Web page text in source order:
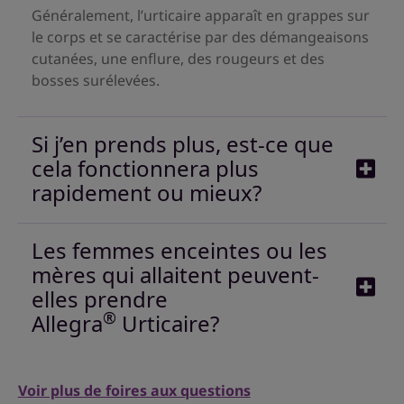
Généralement, l’urticaire apparaît en grappes sur
le corps et se caractérise par des démangeaisons
cutanées, une enflure, des rougeurs et des
bosses surélevées.
Si j’en prends plus, est-ce que
cela fonctionnera plus
rapidement ou mieux?
Les femmes enceintes ou les
mères qui allaitent peuvent-
elles prendre
Allegra® Urticaire?
Voir plus de foires aux questions